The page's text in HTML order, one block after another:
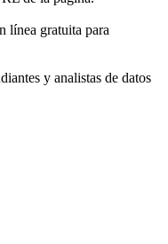
línea gratuita para
y analistas de datos